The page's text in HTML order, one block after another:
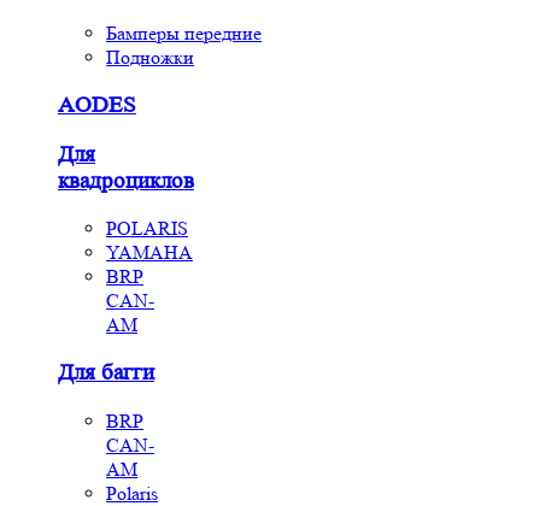
Бамперы передние
Подножки
AODES
Для
квадроциклов
POLARIS
YAMAHA
BRP
CAN-
AM
Для багги
BRP
CAN-
AM
Polaris